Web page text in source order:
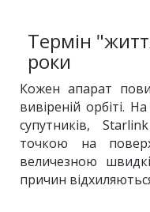
Термін
роки
Кожен апарат
вивіреній орбіті.
супутників,
точкою на
величезною
причин